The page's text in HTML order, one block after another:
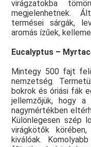
virágzatokba
megjelenhetnek.
termései sárgák,
aromás ízűek,
Eucalyptus –
Mintegy 500 fajt
nemzetség.
bokrok és óriási fák
jellemzőjük, hogy a
nagymértékben
Különlegesen szép
virágkötők
kiválóak.